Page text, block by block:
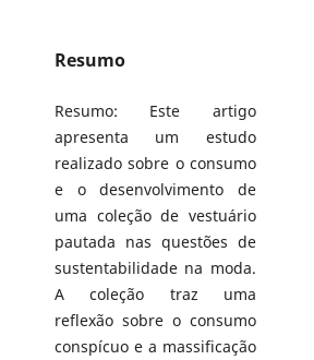
Resumo
Resumo: Este artigo
apresenta um estudo
realizado sobre o consumo
e o desenvolvimento de
uma coleção de vestuário
pautada nas questões de
sustentabilidade na moda.
A coleção traz uma
reflexão sobre o consumo
conspícuo e a massificação